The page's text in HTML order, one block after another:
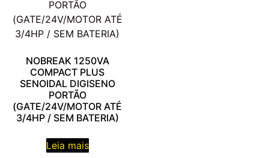
NOBREAK 1250VA
COMPACT PLUS
SENOIDAL DIGISENO
PORTÃO
(GATE/24V/MOTOR ATÉ
3/4HP / SEM BATERIA)
Leia mais